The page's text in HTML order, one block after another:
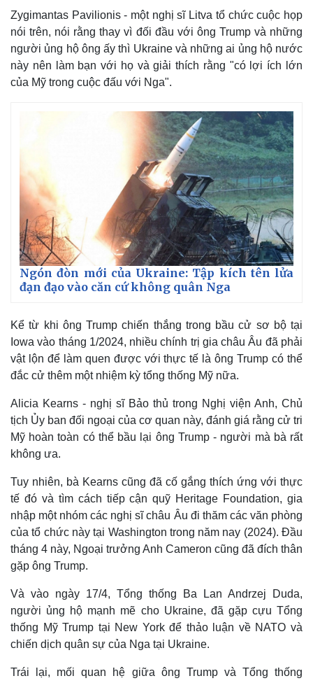
Kinh tế
Bất động sản
Khởi nghiệp
Thị trường
Giá vàng
Tiêu dùng
Tỷ giá
Giá cà phê
Zygimantas Pavilionis - một nghị sĩ Litva tổ chức cuộc họp
nói trên, nói rằng thay vì đối đầu với ông Trump và những
người ủng hộ ông ấy thì Ukraine và những ai ủng hộ nước
này nên làm bạn với họ và giải thích rằng "có lợi ích lớn
của Mỹ trong cuộc đấu với Nga".
Ngón đòn mới của Ukraine: Tập kích tên lửa
đạn đạo vào căn cứ không quân Nga
Kể từ khi ông Trump chiến thắng trong bầu cử sơ bộ tại
Iowa vào tháng 1/2024, nhiều chính trị gia châu Âu đã phải
vật lộn để làm quen được với thực tế là ông Trump có thể
đắc cử thêm một nhiệm kỳ tổng thống Mỹ nữa.
Alicia Kearns - nghị sĩ Bảo thủ trong Nghị viện Anh, Chủ
tịch Ủy ban đối ngoại của cơ quan này, đánh giá rằng cử tri
Mỹ hoàn toàn có thể bầu lại ông Trump - người mà bà rất
không ưa.
Tuy nhiên, bà Kearns cũng đã cố gắng thích ứng với thực
tế đó và tìm cách tiếp cận quỹ Heritage Foundation, gia
nhập một nhóm các nghị sĩ châu Âu đi thăm các văn phòng
của tổ chức này tại Washington trong năm nay (2024). Đầu
tháng 4 này, Ngoại trưởng Anh Cameron cũng đã đích thân
gặp ông Trump.
Và vào ngày 17/4, Tổng thống Ba Lan Andrzej Duda,
người ủng hộ mạnh mẽ cho Ukraine, đã gặp cựu Tổng
thống Mỹ Trump tại New York để thảo luận về NATO và
chiến dịch quân sự của Nga tại Ukraine.
Trái lại, mối quan hệ giữa ông Trump và Tổng thống